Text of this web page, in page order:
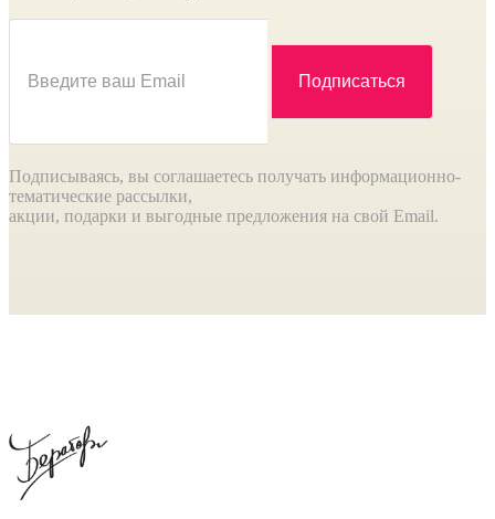
Подписываясь, вы соглашаетесь получать информационно-
тематические рассылки,
акции, подарки и выгодные предложения на свой Email.